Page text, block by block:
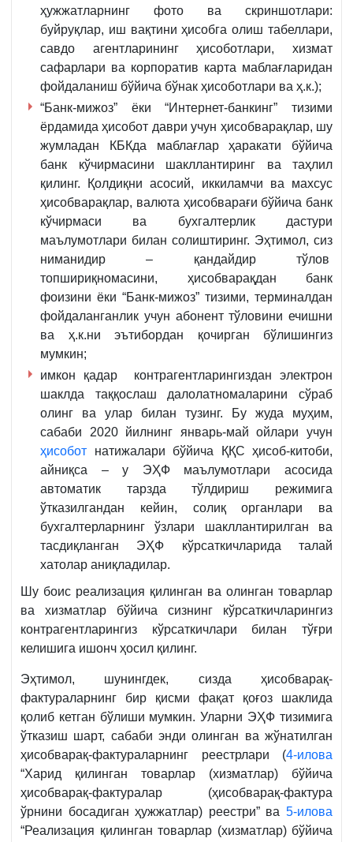
ҳужжатларнинг фото ва скриншотлари:
буйруқлар, иш вақтини ҳисобга олиш табеллари,
савдо агентларининг ҳисоботлари, хизмат
сафарлари ва корпоратив карта маблағларидан
фойдаланиш бўйича бўнак ҳисоботлари ва ҳ.к.);
“Банк-мижоз” ёки “Интернет-банкинг” тизими
ёрдамида ҳисобот даври учун ҳисобварақлар, шу
жумладан КБКда маблағлар ҳаракати бўйича
банк кўчирмасини шакллантиринг ва таҳлил
қилинг. Қолдиқни асосий, иккиламчи ва махсус
ҳисобварақлар, валюта ҳисобварағи бўйича банк
кўчирмаси ва бухгалтерлик дастури
маълумотлари билан солиштиринг. Эҳтимол, сиз
ниманидир – қандайдир тўлов
топшириқномасини, ҳисобварақдан банк
фоизини ёки “Банк-мижоз” тизими, терминалдан
фойдаланганлик учун абонент тўловини ечишни
ва ҳ.к.ни эътибордан қочирган бўлишингиз
мумкин;
имкон қадар контрагентларингиздан электрон
шаклда таққослаш далолатномаларини сўраб
олинг ва улар билан тузинг. Бу жуда муҳим,
сабаби 2020 йилнинг январь-май ойлари учун
ҳисобот натижалари бўйича ҚҚС ҳисоб-китоби,
айниқса – у ЭҲФ маълумотлари асосида
автоматик тарзда тўлдириш режимига
ўтказилгандан кейин, солиқ органлари ва
бухгалтерларнинг ўзлари шакллантирилган ва
тасдиқланган ЭҲФ кўрсаткичларида талай
хатолар аниқладилар.
Шу боис реализация қилинган ва олинган товарлар
ва хизматлар бўйича сизнинг кўрсаткичларингиз
контрагентларингиз кўрсаткичлари билан тўғри
келишига ишонч ҳосил қилинг.
Эҳтимол, шунингдек, сизда ҳисобварақ-
фактураларнинг бир қисми фақат қоғоз шаклида
қолиб кетган бўлиши мумкин. Уларни ЭҲФ тизимига
ўтказиш шарт, сабаби энди олинган ва жўнатилган
ҳисобварақ-фактураларнинг реестрлари (4-илова
“Харид қилинган товарлар (хизматлар) бўйича
ҳисобварақ-фактуралар (ҳисобварақ-фактура
ўрнини босадиган ҳужжатлар) реестри” ва 5-илова
“Реализация қилинган товарлар (хизматлар) бўйича